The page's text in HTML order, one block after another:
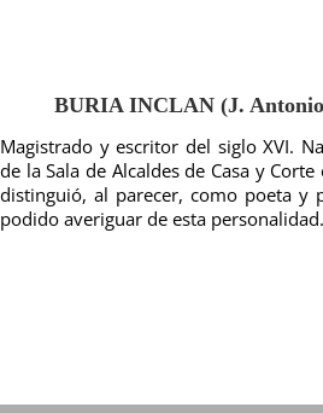
BURIA INCLAN (J.
Magistrado y escritor del siglo XVI.
de la Sala de Alcaldes de Casa y
distinguió, al parecer, como poeta y
podido averiguar de esta personalidad.